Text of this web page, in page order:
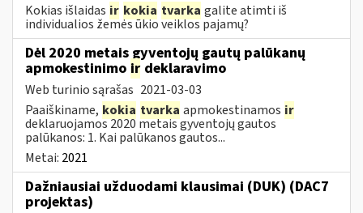
Kokias išlaidas ir kokia tvarka galite atimti iš
individualios žemės ūkio veiklos pajamų?
Dėl 2020 metais gyventojų gautų palūkanų
apmokestinimo ir deklaravimo
Web turinio sąrašas 2021-03-03
Paaiškiname, kokia tvarka apmokestinamos ir
deklaruojamos 2020 metais gyventojų gautos
palūkanos: 1. Kai palūkanos gautos...
Metai: 2021
Dažniausiai užduodami klausimai (DUK) (DAC7
projektas)